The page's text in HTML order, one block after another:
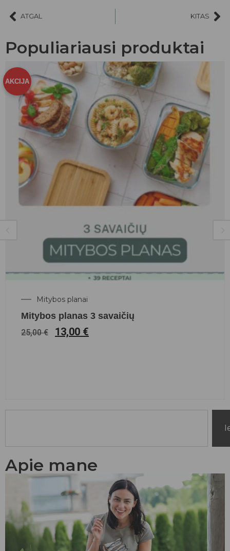
ATGAL KITAS
Populiariausi produktai
Mitybos planai
Mitybos planas 3 savaičių
25,00€ 13,00 €
AKCIJA
Apie mane